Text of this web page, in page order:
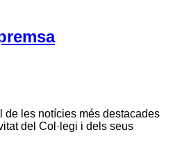
de les notícies més destacades
del Col·legi i dels seus